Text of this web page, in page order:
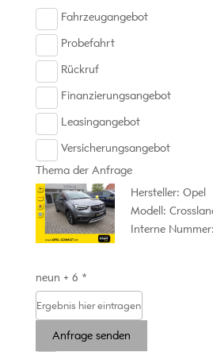
Fahrzeugangebot
Probefahrt
Rückruf
Finanzierungsangebot
Leasingangebot
Versicherungsangebot
Thema der Anfrage
Hersteller: Opel
Modell:
Interne
neun + 6 *
Anfrage senden